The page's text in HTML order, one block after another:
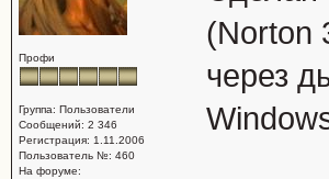
Профи
Группа: Пользователи
Сообщений: 2 346
Регистрация: 1.11.2006
Пользователь №: 460
На форуме:
(Norton
через